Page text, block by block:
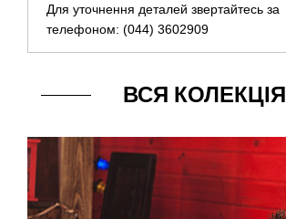
Для уточнення деталей звертайтесь за
телефоном: (044) 3602909
ВСЯ КОЛЕКЦІЯ